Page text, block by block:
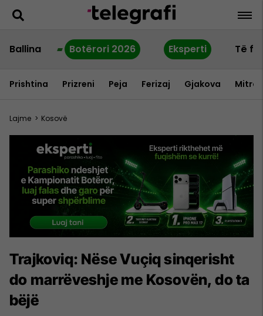
Ballina Botërori 2026 Eksperti Të
Prishtina Prizreni Peja Ferizaj Gjakova
Lajme > Kosovë
Trajkoviq: Nëse Vuçiq sinqerisht
do marrëveshje me Kosovën, do ta
bëjë